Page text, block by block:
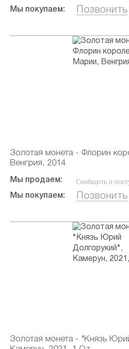
Мы покупаем: Позвонить
Золотая монета - Флорин
Венгрия, 2014
Мы продаем: Сообщить о
Мы покупаем: Позвонить
Золотая монета - "Князь